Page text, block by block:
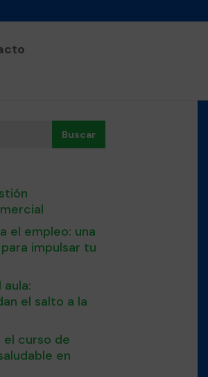
Buscar
el empleo: una
impulsar tu
el salto a la
el curso de
en